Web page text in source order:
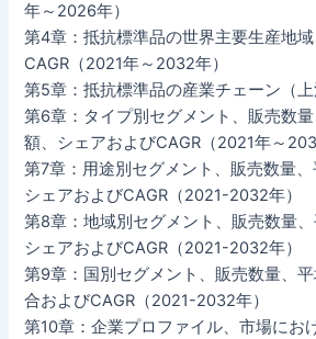
年～2026年）
第4章：抵抗標準品の世界主要生産地
CAGR（2021年～2032年）
第5章：抵抗標準品の産業チェーン（上
第6章：タイプ別セグメント、販売数
額、シェアおよびCAGR（2021年～
第7章：用途別セグメント、販売数量、
シェアおよびCAGR（2021-2032年）
第8章：地域別セグメント、販売数量、
シェアおよびCAGR（2021-2032年）
第9章：国別セグメント、販売数量、
合およびCAGR（2021-2032年）
第10章：企業プロファイル、市場にお